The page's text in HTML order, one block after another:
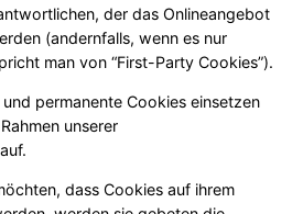
der das Onlineangebot
(andernfalls, wenn es nur
man von “First-Party Cookies”).
permanente Cookies einsetzen
unserer
dass Cookies auf ihrem